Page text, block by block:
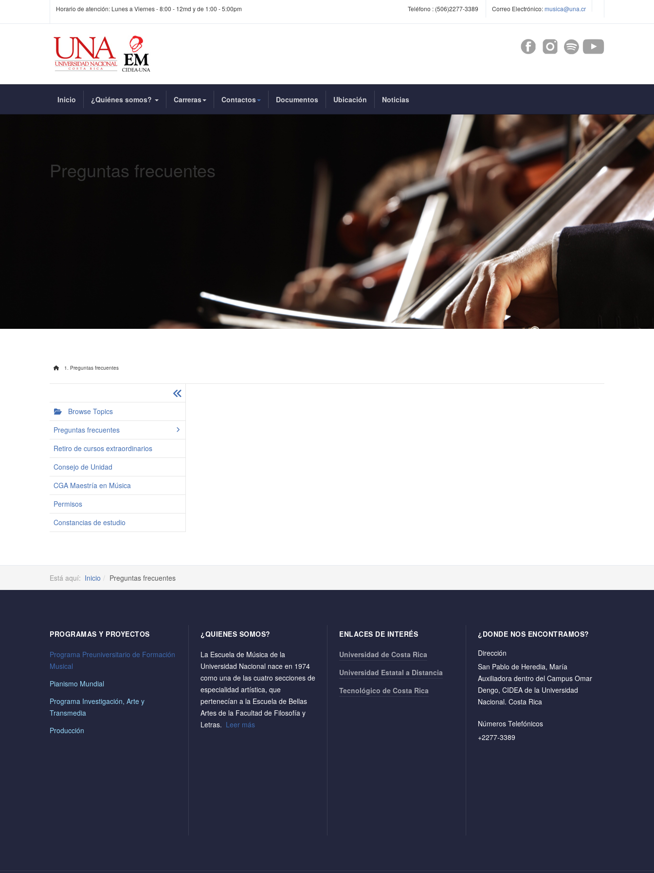
Horario de atención: Lunes a Viernes - 8:00 - 12md y de 1:00 - 5:00pm Teléfono : (506)2277-3389 Correo Electrónico:musica@una.cr
Inicio ¿Quiénes somos? Carreras Contactos Documentos Ubicación Noticias
Preguntas frecuentes
1. Preguntas frecuentes
Browse Topics
Preguntas frecuentes
Retiro de cursos extraordinarios
Consejo de Unidad
CGA Maestría en Música
Permisos
Constancias de estudio
Está aquí: Inicio Preguntas frecuentes
PROGRAMAS Y PROYECTOS
Programa Preuniversitario de Formación
Musical
Pianismo Mundial
Programa Investigación, Arte y
Transmedia
Producción
¿QUIENES SOMOS?
La Escuela de Música de la
Universidad Nacional nace en 1974
como una de las cuatro secciones de
especialidad artística, que
pertenecían a la Escuela de Bellas
Artes de la Facultad de Filosofía y
Letras. Leer más
ENLACES DE INTERÉS
Universidad de Costa Rica
Universidad Estatal a Distancia
Tecnológico de Costa Rica
¿DONDE NOS ENCONTRAMOS?
Dirección
San Pablo de Heredia, María
Auxiliadora dentro del Campus Omar
Dengo, CIDEA de la Universidad
Nacional. Costa Rica
Números Telefónicos
+2277-3389